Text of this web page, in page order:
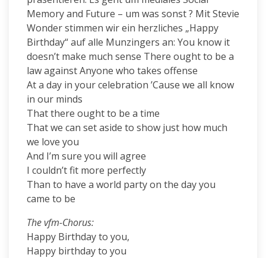
Memory and Future – um was sonst ? Mit Stevie
Wonder stimmen wir ein herzliches „Happy
Birthday“ auf alle Munzingers an: You know it
doesn’t make much sense There ought to be a
law against Anyone who takes offense
At a day in your celebration ’Cause we all know
in our minds
That there ought to be a time
That we can set aside to show just how much
we love you
And I’m sure you will agree
I couldn’t fit more perfectly
Than to have a world party on the day you
came to be
The vfm-Chorus:
Happy Birthday to you,
Happy birthday to you